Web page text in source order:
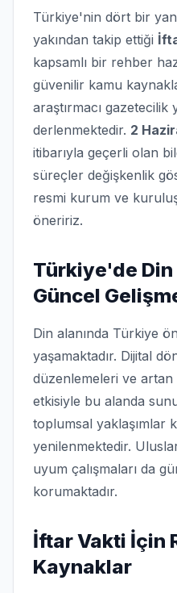
Türkiye'nin dört bir
yakından takip ettiği
kapsamlı bir rehber
güvenilir kamu
araştırmacı gazetecilik
derlenmektedir. 2
itibarıyla geçerli olan
süreçler değişkenlik
resmi kurum ve
öneririz.
Türkiye'de Din
Güncel
Din alanında Türkiye
yaşamaktadır. Dijital
düzenlemeleri ve artan
etkisiyle bu alanda
toplumsal yaklaşımlar
yenilenmektedir.
uyum çalışmaları da
korumaktadır.
İftar Vakti İçin
Kaynaklar